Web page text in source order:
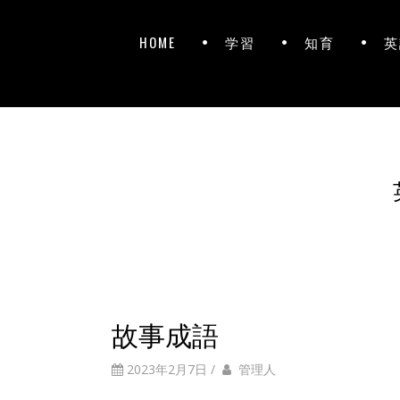
HOME 学習 知育
故事成語
2023年2月7日 / 管理人